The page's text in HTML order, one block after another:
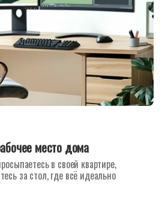
место дома
в своей квартире,
за стол, где всё идеально